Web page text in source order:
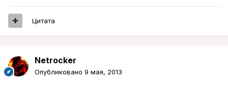
Цитата
Netrocker
Опубликовано 9 мая, 2013